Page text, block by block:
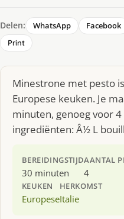
Delen: WhatsApp Facebook
Print
Minestrone met pesto
Europese keuken. Je
minuten, genoeg voor
ingrediënten: Â½ L
BEREIDINGSTIJD
30 minuten
AANTAL
4
KEUKEN
Europese
HERKOMST
Italie